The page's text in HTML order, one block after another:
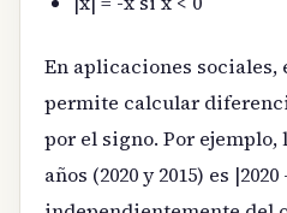
En aplicaciones sociales,
permite calcular
por el signo. Por
años (2020 y 2015) es |2020